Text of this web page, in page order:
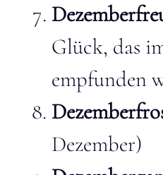
Glück, das
empfunden
Dezember)